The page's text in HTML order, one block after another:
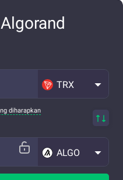
TRX
diharapkan
ALGO